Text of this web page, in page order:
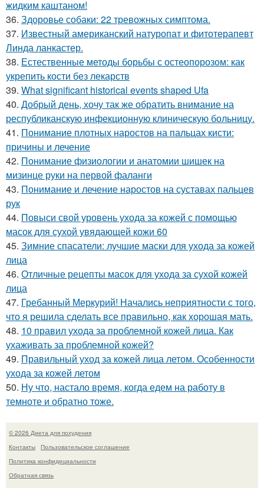
жидким каштаном!
36. Здоровье собаки: 22 тревожных симптома.
37. Известный американский натуропат и фитотерапевт
Линда ланкастер.
38. Естественные методы борьбы с остеопорозом: как
укрепить кости без лекарств
39. What significant historical events shaped Ufa
40. Добрый день, хочу так же обратить внимание на
республиканскую инфекционную клиническую больницу.
41. Понимание плотных наростов на пальцах кисти:
причины и лечение
42. Понимание физиологии и анатомии шишек на
мизинце руки на первой фаланги
43. Понимание и лечение наростов на суставах пальцев
рук
44. Повыси свой уровень ухода за кожей с помощью
масок для сухой увядающей кожи 60
45. Зимние спасатели: лучшие маски для ухода за кожей
лица
46. Отличные рецепты масок для ухода за сухой кожей
лица
47. Гребанный Меркурий! Начались неприятности с того,
что я решила сделать все правильно, как хорошая мать.
48. 10 правил ухода за проблемной кожей лица. Как
ухаживать за проблемной кожей?
49. Правильный уход за кожей лица летом. Особенности
ухода за кожей летом
50. Ну что, настало время, когда едем на работу в
темноте и обратно тоже.
© 2026 Диета для похудения
Контакты
Пользовательское соглашение
Политика конфидециальности
Обратная связь